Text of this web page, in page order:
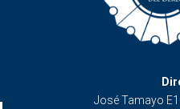
José Tamayo